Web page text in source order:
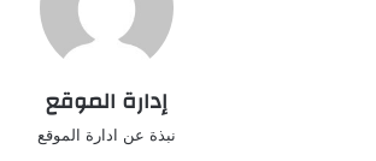
إدارة الموقع
نبذة عن ادارة الموقع